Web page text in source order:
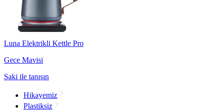
Luna Elektrikli Kettle Pro
Gece Mavisi
Saki ile tanışın
Hikayemiz
Plastiksiz